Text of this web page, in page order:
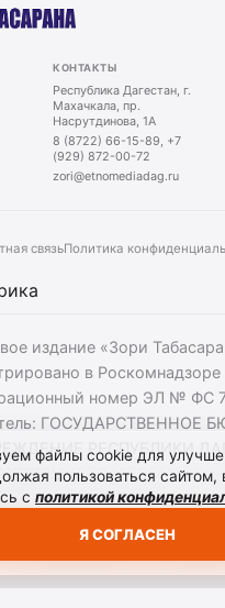
КОНТАКТЫ
Республика Дагестан, г.
Махачкала, пр.
Насрутдинова, 1А
8 (8722) 66-15-89, +7
(929) 872-00-72
zori@etnomediadag.ru
связьПолитика
издание «Зори
в Роскомнадзоре
номер ЭЛ № ФС
ГОСУДАРСТВЕННОЕ
РЕСПУБЛИКИ
"ДАГЕСТАН".
Телефон редакции:
материалов сайта
файлы cookie для
пользоваться сайтом,
с политикой
Я СОГЛАСЕН